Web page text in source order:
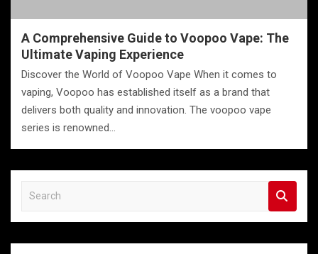
A Comprehensive Guide to Voopoo Vape: The
Ultimate Vaping Experience
Discover the World of Voopoo Vape When it comes to
vaping, Voopoo has established itself as a brand that
delivers both quality and innovation. The voopoo vape
series is renowned…
a
r